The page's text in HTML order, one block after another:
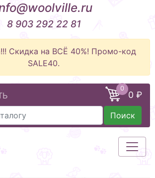
8 903 292 22 81
Скидка на ВСЁ 40%! Промо-код
SALE40.
0
0 ₽
Поиск